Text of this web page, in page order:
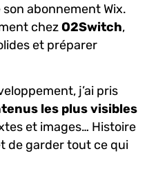
abonnement Wix.
chezO2Switch,
et préparer
j’ai pris
les plus visibles
et images… Histoire
de garder tout ce qui